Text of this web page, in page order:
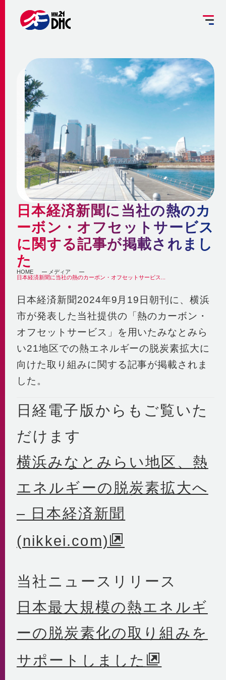
設備管理受託のご案内
お客さま専用ページ
大
INFORMATION
お知らせ
メディア
更新情報
熱供給
ご挨拶
みなとみらい21熱供給のサステナビリティ
脱炭素への取組み
脱炭素関連サービスの提供
最新鋭設備の導入
省エネ・省コストの両立
自社の取組み
BCP
BCP基本計画
取得認証
事業概要 ～地域冷暖房とは～
地域冷暖房の仕組み
個別冷暖房との相違点
地域冷暖房の特性
街づくりへの貢献
経済性
みなとみらい21中央地区の地域冷暖房
供給エリア
供給設備
センタープラント
第3プラント
主要設備
企業情報
会社概要
事業沿革
企業理念・行動指針
各種公開情報
建築物省エネ法
地球温暖化対策計画書
省エネ法 定期報告書・中長期計画書
熱供給事業者別排出係数
1分でわかるみなとみらい21熱供給
メニューを閉じる
日本経済新聞に当社の熱のカ
ーボン・オフセットサービス
に関する記事が掲載されまし
た
HOME
メディア
日本経済新聞に当社の熱のカーボン・オフセットサービス...
日本経済新聞2024年9月19日朝刊に、横浜
市が発表した当社提供の「熱のカーボン・
オフセットサービス」を用いたみなとみら
い21地区での熱エネルギーの脱炭素拡大に
向けた取り組みに関する記事が掲載されま
した。
日経電子版からもご覧いた
だけます
横浜みなとみらい地区、熱
エネルギーの脱炭素拡大へ
– 日本経済新聞
(nikkei.com)
当社ニュースリリース
日本最大規模の熱エネルギ
ーの脱炭素化の取り組みを
サポートしました